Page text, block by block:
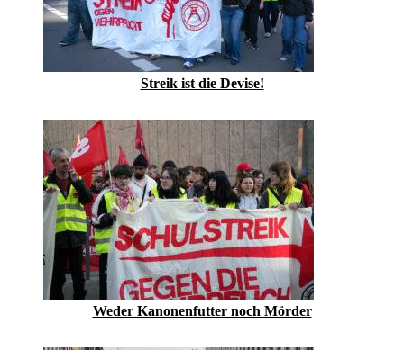
Streik ist die Devise!
Weder Kanonenfutter noch Mörder